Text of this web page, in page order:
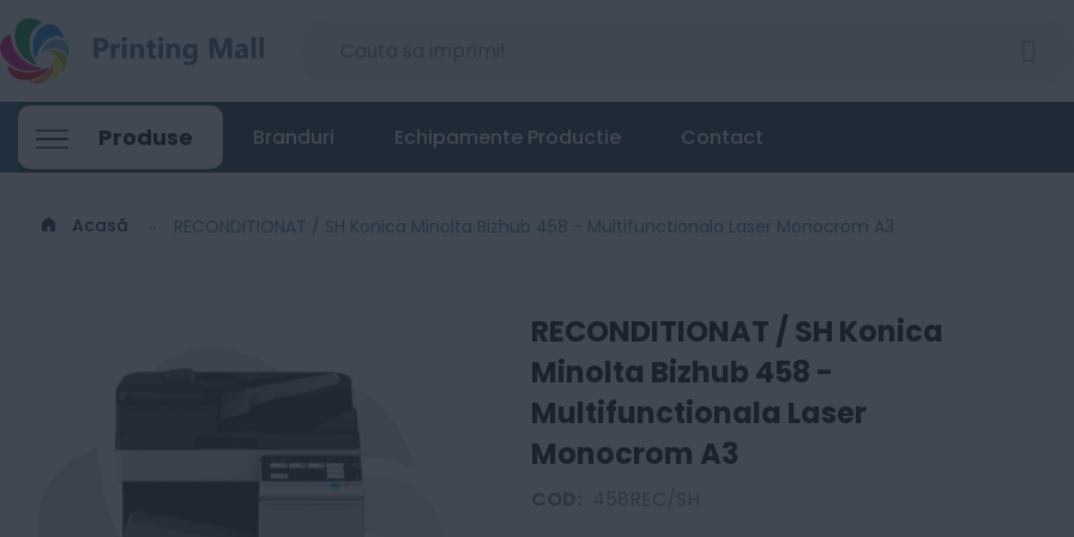
Produse Branduri Echipamente Productie Contact
Acasă RECONDITIONAT / SH Konica Minolta Bizhub 458 - Multifunctionala Laser Monocrom A3
RECONDITIONAT / SH Konica
Minolta Bizhub 458 -
Multifunctionala Laser
Monocrom A3
RECONDITIONAT / SH Konica Minolta Bizhub 458 - Multifunctionala Laser Monocrom A3
6499 Lei
8449 00